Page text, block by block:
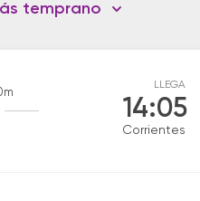
temprano
LLEGA
14:05
Corrientes